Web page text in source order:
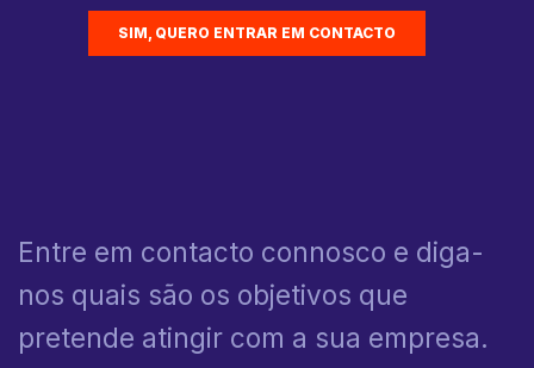
SIM, QUERO ENTRAR EM CONTACTO
Entre em contacto connosco e diga-
nos quais são os objetivos que
pretende atingir com a sua empresa.